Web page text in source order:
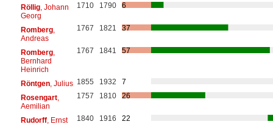
Röllig, Johann
Georg
1710 1790 6
Romberg,
Andreas
1767 1821 37
Romberg,
Bernhard
Heinrich
1767 1841 57
Röntgen, Julius 1855 1932
7
Rosengart,
Aemilian
1757 1810 26
Rudorff, Ernst 1840 1916
22